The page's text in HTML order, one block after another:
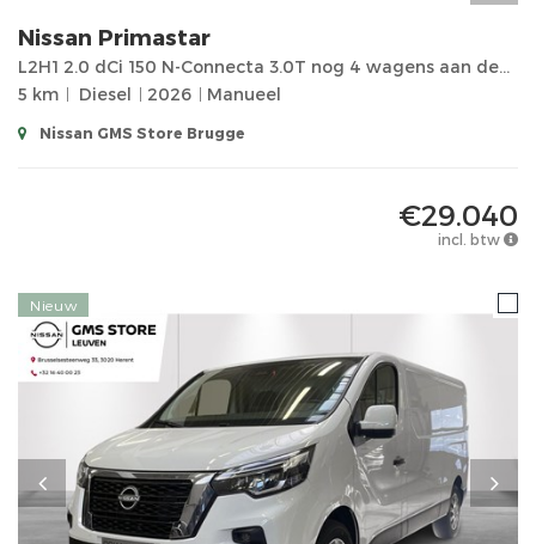
Nissan Primastar
L2H1 2.0 dCi 150 N-Connecta 3.0T nog 4 wagens aan deze uitzonderlijke prijs!
5 km
Diesel 2026 Manueel
Nissan GMS Store Brugge
€29.040
incl. btw
Nieuw